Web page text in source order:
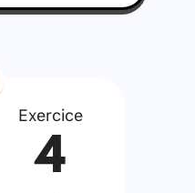
Exercice
4